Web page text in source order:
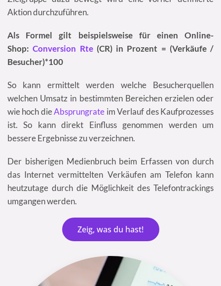
Aktion durchzuführen.
Als Formel gilt beispielsweise für einen Online-
Shop: Conversion Rte (CR) in Prozent = (Verkäufe /
Besucher)*100
So kann ermittelt werden welche Besucherquellen
welchen Umsatz in bestimmten Bereichen erzielen oder
wie hoch dieAbsprungrate im Verlauf des Kaufprozesses
ist. So kann direkt Einfluss genommen werden um
bessere Ergebnisse zu verzeichnen.
Der bisherigen Medienbruch beim Erfassen von durch
das Internet vermittelten Verkäufen am Telefon kann
heutzutage durch die Möglichkeit des Telefontrackings
umgangen werden.
Zeig, was du hast!